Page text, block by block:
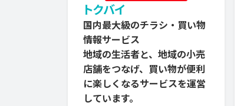
トクバイ
国内最大級のチラシ・買い物
情報サービス
地域の生活者と、地域の小売
店舗をつなげ、買い物が便利
に楽しくなるサービスを運営
しています。